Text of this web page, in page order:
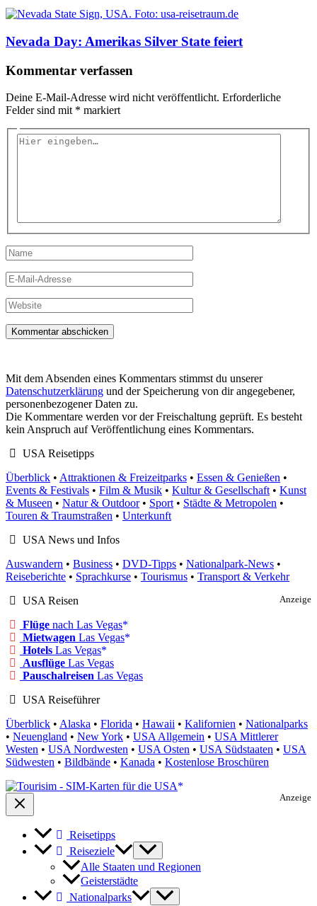
Nevada Day: Amerikas Silver State feiert
Kommentar verfassen
Deine E-Mail-Adresse wird nicht veröffentlicht. Erforderliche
Felder sind mit * markiert
Hier
Name
E-
Mail-
Adresse
Website
Mit dem Absenden eines Kommentars stimmst du unserer
Datenschutzerklärung und der Speicherung von dir angegebener,
personenbezogener Daten zu.
Die Kommentare werden vor der Freischaltung geprüft. Es besteht
kein Anspruch auf Veröffentlichung eines Kommentars.
USA Reisetipps
Überblick • Attraktionen & Freizeitparks • Essen & Genießen •
Events & Festivals • Film & Musik • Kultur & Gesellschaft • Kunst
& Museen • Natur & Outdoor• Sport • Städte & Metropolen •
Touren & Traumstraßen • Unterkunft
USA News und Infos
Auswandern • Business • DVD-Tipps • Nationalpark-News •
Reiseberichte • Sprachkurse • Tourismus • Transport & Verkehr
Anzeige
USA Reisen
Flüge nach Las Vegas
Mietwagen Las Vegas
Hotels Las Vegas
Ausflüge Las Vegas
Pauschalreisen Las Vegas
USA Reiseführer
Überblick • Alaska • Florida • Hawaii • Kalifornien • Nationalparks
• Neuengland • New York • USA Allgemein • USA Mittlerer
Westen • USA Nordwesten • USA Osten • USA Südstaaten • USA
Südwesten • Bildbände • Kanada • Kostenlose Broschüren
Anzeige
Reisetipps
Reiseziele
Alle Staaten und Regionen
Geisterstädte
Nationalparks